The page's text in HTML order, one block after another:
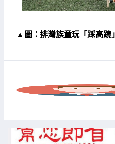
▲ 圖：排灣族童玩「踩高蹺」